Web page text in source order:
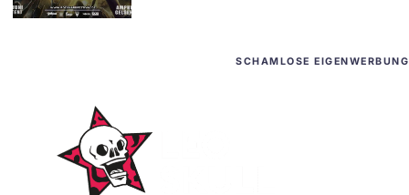
SCHAMLOSE EIGENWERBUNG